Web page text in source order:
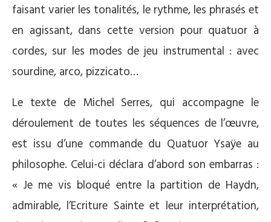
faisant varier les tonalités, le rythme, les phrasés et
en agissant, dans cette version pour quatuor à
cordes, sur les modes de jeu instrumental : avec
sourdine, arco, pizzicato…
Le texte de Michel Serres, qui accompagne le
déroulement de toutes les séquences de l’œuvre,
est issu d’une commande du Quatuor Ysaÿe au
philosophe. Celui-ci déclara d’abord son embarras :
« Je me vis bloqué entre la partition de Haydn,
admirable, l’Ecriture Sainte et leur interprétation,